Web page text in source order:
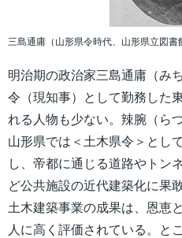
三島通庸（山形県令時代、山形県立図書
明治期の政治家三島通庸（み
令（現知事）として勤務した
れる人物も少ない。辣腕（ら
山形県では＜土木県令＞とし
し、帝都に通じる道路やトン
ど公共施設の近代建築化に果
土木建築事業の成果は、恩恵
人に高く評価されている。と